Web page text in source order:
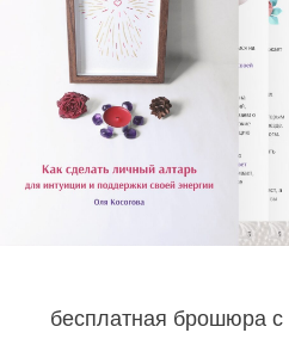
бесплатная брошюра